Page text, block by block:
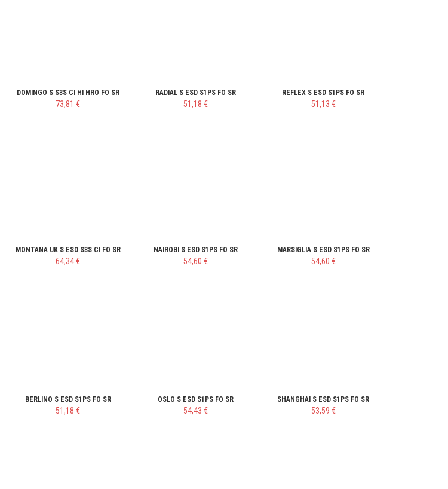
DOMINGO S S3S CI HI HRO FO SR
73,81 €
RADIAL S ESD S1PS FO SR
51,18 €
REFLEX S ESD S1PS FO SR
51,13 €
MONTANA UK S ESD S3S CI FO SR
64,34 €
NAIROBI S ESD S1PS FO SR
54,60 €
MARSIGLIA S ESD S1PS FO SR
54,60 €
BERLINO S ESD S1PS FO SR
51,18 €
OSLO S ESD S1PS FO SR
54,43 €
SHANGHAI S ESD S1PS FO SR
53,59 €